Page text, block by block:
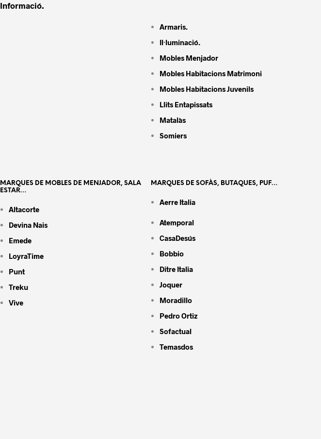
Informació.
Armaris.
Il·luminació.
Mobles Menjador
Mobles Habitacions Matrimoni
Mobles Habitacions Juvenils
Llits Entapissats
Matalàs
Somiers
MARQUES DE MOBLES DE MENJADOR, SALA
ESTAR…
Altacorte
Devina Nais
Emede
LoyraTime
Punt
Treku
Vive
MARQUES DE SOFÀS, BUTAQUES, PUF…
Aerre Italia
Atemporal
CasaDesús
Bobbio
Ditre Italia
Joquer
Moradillo
Pedro Ortiz
Sofactual
Temasdos